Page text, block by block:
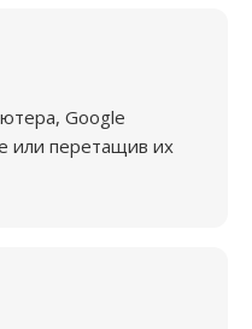
Google
или перетащив их